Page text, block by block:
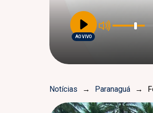
AO VIVO
Notícias → Paranaguá →